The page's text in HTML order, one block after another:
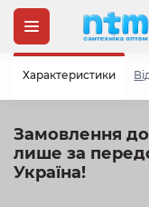
Замовлення до
лише за
Україна!
Характеристики